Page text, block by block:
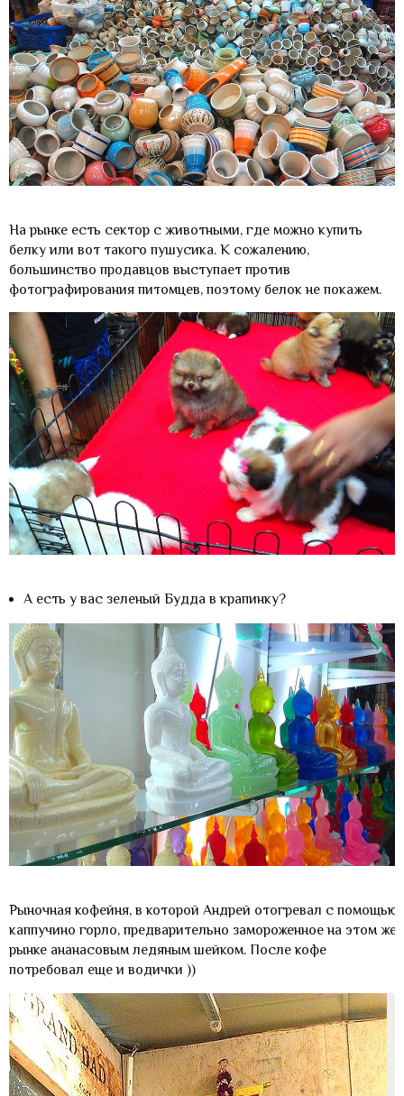
На рынке есть сектор с животными, где можно купить
белку или вот такого пушусика. К сожалению,
большинство продавцов выступает против
фотографирования питомцев, поэтому белок не покажем.
А есть у вас зеленый Будда в крапинку?
Рыночная кофейня, в которой Андрей отогревал с помощью
каппучино горло, предварительно замороженное на этом же
рынке ананасовым ледяным шейком. После кофе
потребовал еще и водички ))